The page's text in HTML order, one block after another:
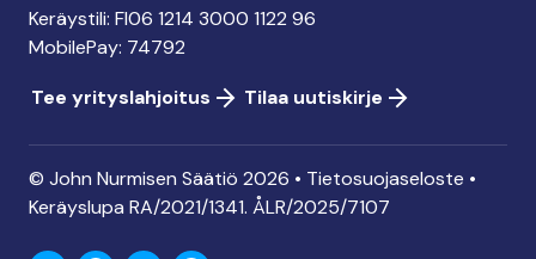
Keräystili: FI06 1214 3000 1122 96
MobilePay: 74792
Tee yrityslahjoitus
Tilaa uutiskirje
© John Nurmisen Säätiö 2026 • Tietosuojaseloste •
Keräyslupa RA/2021/1341. ÅLR/2025/7107